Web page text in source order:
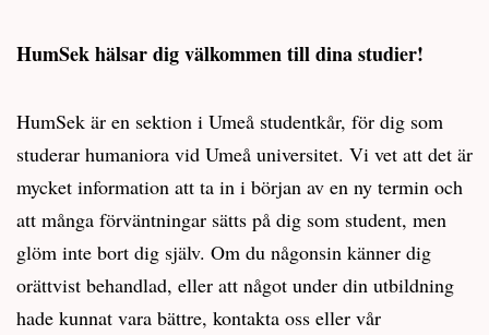
HumSek hälsar dig välkommen till dina studier!
HumSek är en sektion i Umeå studentkår, för dig som
studerar humaniora vid Umeå universitet. Vi vet att det är
mycket information att ta in i början av en ny termin och
att många förväntningar sätts på dig som student, men
glöm inte bort dig själv. Om du någonsin känner dig
orättvist behandlad, eller att något under din utbildning
hade kunnat vara bättre, kontakta oss eller vår